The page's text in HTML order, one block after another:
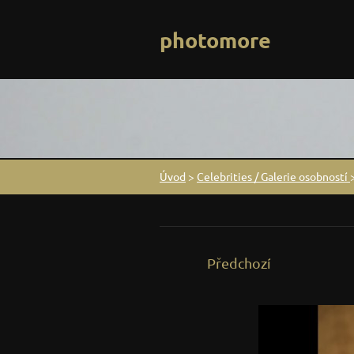
photomore
Úvod > Celebrities / Galerie osobností
Předchozí